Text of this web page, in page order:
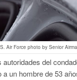
Air Force photo by Senior
del
un hombre de 53